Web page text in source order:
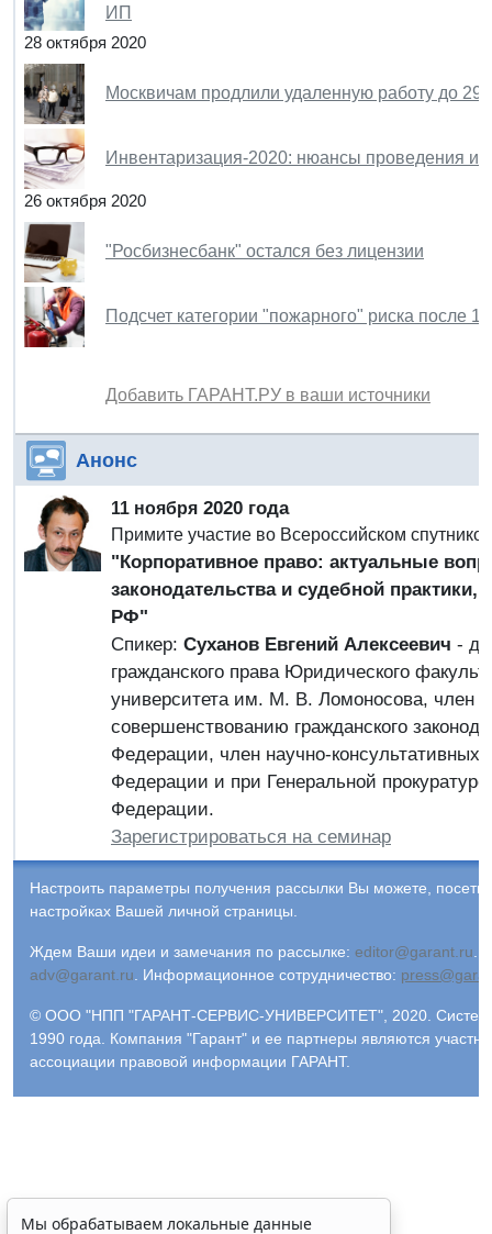
ИП
28 октября 2020
Москвичам продлили удаленную работу до 29
Инвентаризация-2020: нюансы проведения и
26 октября 2020
"Росбизнесбанк" остался без лицензии
Подсчет категории "пожарного" риска после
Добавить ГАРАНТ.РУ в ваши источники
Анонс
11 ноября 2020 года
Примите участие во Всероссийском
"Корпоративное право: актуальные
законодательства и судебной
РФ"
Спикер: Суханов Евгений Алексеевич - д.
гражданского права Юридического
университета им. М. В. Ломоносова, член
совершенствованию гражданского
Федерации, член научно-
Федерации и при Генеральной
Федерации.
Зарегистрироваться на семинар
Настроить параметры получения рассылки Вы можете,
настройках Вашей личной страницы.
Ждем Ваши идеи и замечания по рассылке: editor@garant.ru
adv@garant.ru
Информационное сотрудничество:
© ООО "НПП "ГАРАНТ-СЕРВИС-УНИВЕРСИТЕТ", 2020. Система
1990 года. Компания "Гарант" и ее партнеры являются
ассоциации правовой информации ГАРАНТ.
Мы обрабатываем локальные данные